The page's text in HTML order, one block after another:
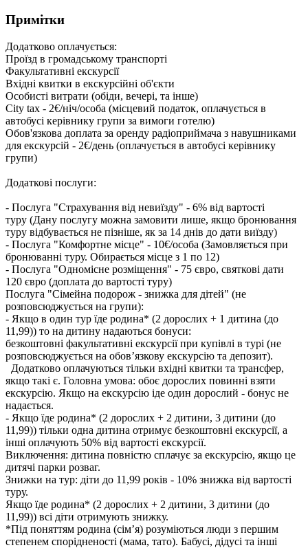
Примітки
Додатково оплачується:
Проїзд в громадському транспорті
Факультативні екскурсії
Вхідні квитки в екскурсійні об'єкти
Особисті витрати (обіди, вечері, та інше)
City tax - 2€/ніч/особа (місцевий податок, оплачується в
автобусі керівнику групи за вимоги готелю)
Обов'язкова доплата за оренду радіоприймача з навушниками
для екскурсій - 2€/день (оплачується в автобусі керівнику
групи)
Додаткові послуги:
- Послуга "Страхування від невиїзду" - 6% від вартості
туру (Дану послугу можна замовити лише, якщо бронювання
туру відбувається не пізніше, як за 14 днів до дати виїзду)
- Послуга "Комфортне місце" - 10€/особа (Замовляється при
бронюванні туру. Обирається місце з 1 по 12)
- Послуга "Одномісне розміщення" - 75 євро, святкові дати
120 євро (доплата до вартості туру)
Послуга "Сімейна подорож - знижка для дітей" (не
розповсюджується на групи):
- Якщо в один тур їде родина* (2 дорослих + 1 дитина (до
11,99)) то на дитину надаються бонуси:
безкоштовні факультативні екскурсії при купівлі в турі (не
розповсюджується на обов’язкову екскурсію та депозит).
Додатково оплачуються тільки вхідні квитки та трансфер,
якщо такі є. Головна умова: обоє дорослих повинні взяти
екскурсію. Якщо на екскурсію іде один дорослий - бонус не
надається.
- Якщо їде родина* (2 дорослих + 2 дитини, 3 дитини (до
11,99)) тільки одна дитина отримує безкоштовні екскурсії, а
інші оплачують 50% від вартості екскурсії.
Виключення: дитина повністю сплачує за екскурсію, якщо це
дитячі парки розваг.
Знижки на тур: діти до 11,99 років - 10% знижка від вартості
туру.
Якщо їде родина* (2 дорослих + 2 дитини, 3 дитини (до
11,99)) всі діти отримують знижку.
*Під поняттям родина (сім’я) розуміються люди з першим
степенем спорідненості (мама, тато). Бабусі, дідусі та інші